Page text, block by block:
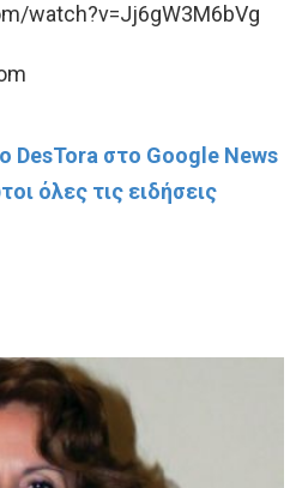
watch?v=Jj6gW3M6bVg
DesTora στο Google News
όλες τις ειδήσεις